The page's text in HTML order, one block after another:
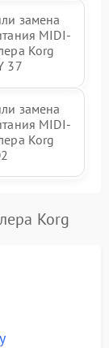
замена
MIDI-
Korg
37
замена
MIDI-
Korg
Korg